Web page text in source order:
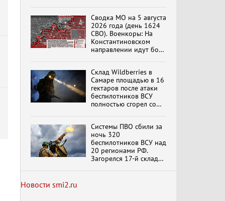
Специальный репортаж
«Изменимся или
вымрем»
РОССИИ! Обращение
Г.А. Зюганова,
Председателя ЦК
КПРФ Руководителя
фракции КПРФ в
Государственной Думе
Документальный
террор"
Бить смелее!
В.Баранец, В.Дандыкин,
Степногорска
Сводка МО на 5 августа
2026 года (день 1624
СВО). Военкоры: На
Константиновском
направлении идут бои
Склад Wildberries в
Самаре площадью в 16
гектаров после атаки
беспилотников ВСУ
полностью сгорел со
Системы ПВО сбили за
ночь 320
беспилотников ВСУ над
20 регионами РФ.
Загорелся 17-й склад
Новости smi2.ru